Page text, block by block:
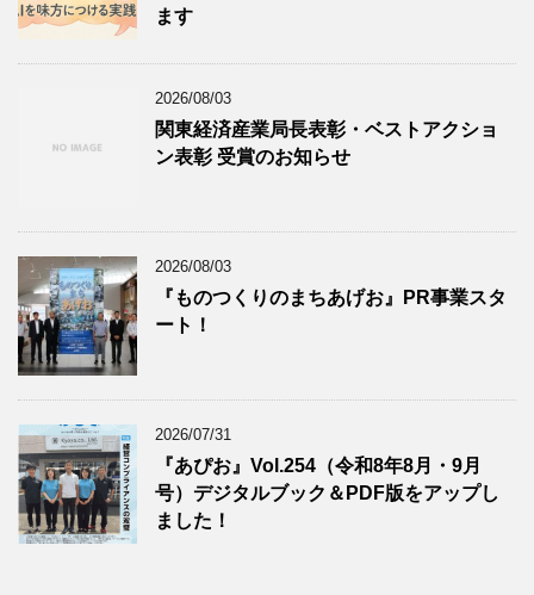
ます
2026/08/03
関東経済産業局長表彰・ベストアクショ
ン表彰 受賞のお知らせ
2026/08/03
『ものつくりのまちあげお』PR事業スタ
ート！
2026/07/31
『あぴお』Vol.254（令和8年8月・9月
号）デジタルブック＆PDF版をアップし
ました！